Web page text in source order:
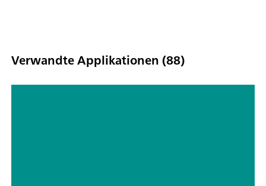
Verwandte Applikationen (88)